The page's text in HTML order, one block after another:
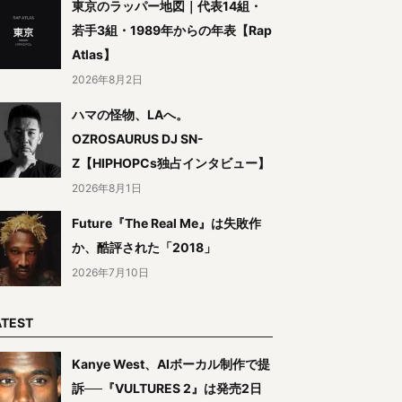
東京のラッパー地図｜代表14組・
若手3組・1989年からの年表【Rap
Atlas】
2026年8月2日
ハマの怪物、LAへ。
OZROSAURUS DJ SN-
Z【HIPHOPCs独占インタビュー】
2026年8月1日
Future『The Real Me』は失敗作
か、酷評された「2018」
2026年7月10日
Kanye West、AIボーカル制作で提
訴──『VULTURES 2』は発売2日